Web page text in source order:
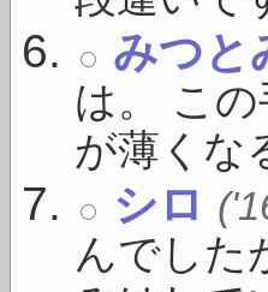
みつと
は。 こ
が薄くな
シロ
んでした